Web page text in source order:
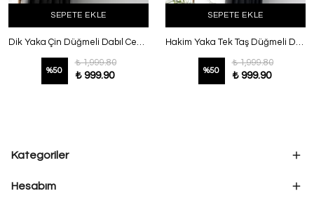
SEPETE EKLE
Dik Yaka Çin Düğmeli Dabıl Ceket Mürdüm
%50
₺ 1,999.80
₺ 999.90
SEPETE EKLE
Hakim Yaka Tek Taş Düğmeli Dabıl Ceket Siyah
%50
₺ 1,999.80
₺ 999.90
Kategoriler
Hesabım